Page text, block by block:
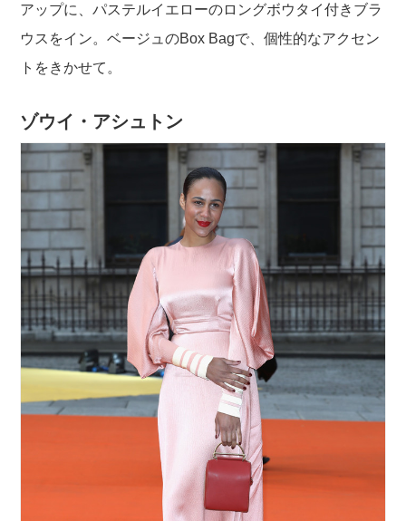
アップに、パステルイエローのロングボウタイ付きブラ
ウスをイン。ベージュのBox Bagで、個性的なアクセン
トをきかせて。
ゾウイ・アシュトン